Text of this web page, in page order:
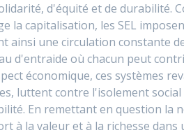
d'équité et de durabilité.
la capitalisation, les SEL
ainsi une circulation constante
d'entraide où chacun peut
économique, ces systèmes
luttent contre l'isolement
En remettant en question la
à la valeur et à la richesse dans